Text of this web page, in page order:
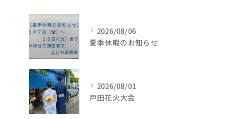
2026/08/06
夏季休暇のお知らせ
2026/08/01
戸田花火大会